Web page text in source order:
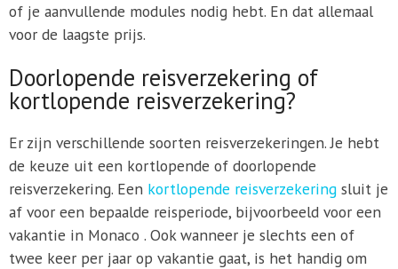
of je aanvullende modules nodig hebt. En dat allemaal
voor de laagste prijs.
Doorlopende reisverzekering of
kortlopende reisverzekering?
Er zijn verschillende soorten reisverzekeringen. Je hebt
de keuze uit een kortlopende of doorlopende
reisverzekering. Een kortlopende reisverzekeringsluit je
af voor een bepaalde reisperiode, bijvoorbeeld voor een
vakantie in Monaco . Ook wanneer je slechts een of
twee keer per jaar op vakantie gaat, is het handig om